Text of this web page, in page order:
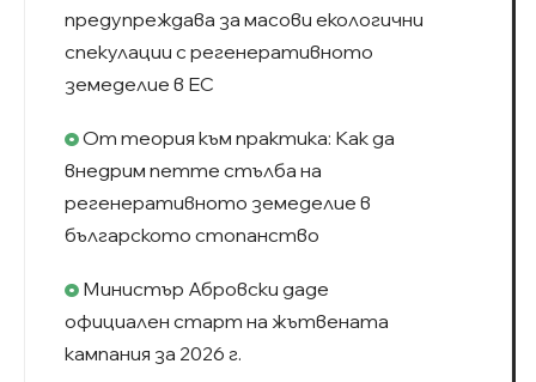
предупреждава за масови екологични
спекулации с регенеративното
земеделие в ЕС
От теория към практика: Как да
внедрим петте стълба на
регенеративното земеделие в
българското стопанство
Министър Абровски даде
официален старт на жътвената
кампания за 2026 г.